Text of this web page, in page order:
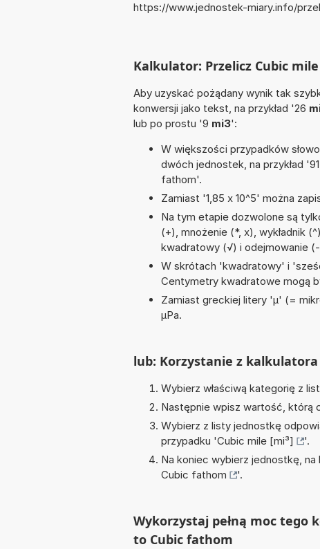
https://www.jednostek-miary.info/
Kalkulator: Przelicz Cubic
Aby uzyskać pożądany wynik tak
konwersji jako tekst, na przykład '26
lub po prostu '9 mi3':
W większości przypadków
dwóch jednostek, na przykład '91
fathom'.
Zamiast '1,85 x 10^5' można
Na tym etapie dozwolone są
(+), mnożenie (*, x), wykładnik
kwadratowy (√) i odejmowanie
W skrótach 'kwadratowy' i
Centymetry kwadratowe mogą
Zamiast greckiej litery 'µ' (=
µPa.
lub: Korzystanie z
Wybierz właściwą kategorię z
Następnie wpisz wartość, którą
Wybierz z listy jednostkę
przypadku 'Cubic mile [mi³]
'.
Na koniec wybierz jednostkę,
Cubic fathom
'.
Wykorzystaj pełną moc tego
to Cubic fathom